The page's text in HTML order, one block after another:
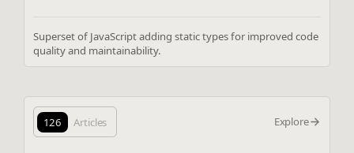
Superset of JavaScript adding static types for improved code
quality and maintainability.
126 Articles Explore